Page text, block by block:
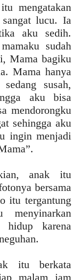
mengatakan
lucu. Ia
aku sedih.
sudah
Mama bagiku
Mama hanya
susah,
aku bisa
mendorongku
sehingga aku
ingin menjadi
anak itu
bersama
itu tergantung
hidup karena
itu berkata
malam jam